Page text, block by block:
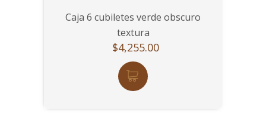
Caja 6 cubiletes verde obscuro
textura
$4,255.00